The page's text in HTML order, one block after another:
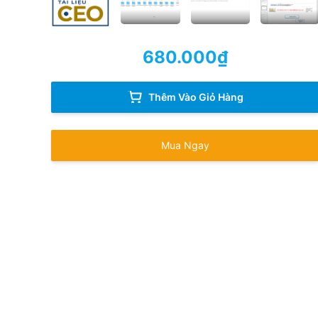
680.000₫
Thêm Vào Giỏ Hàng
Mua Ngay